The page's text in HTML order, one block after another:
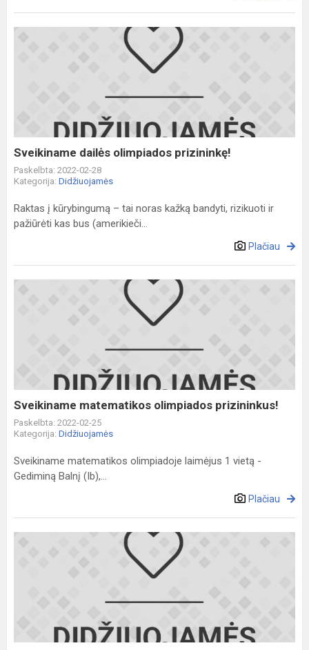
Sveikiname
Sveikiname dailės olimpiados prizininkę!
Paskelbta: 2022-02-28
Kategorija: Didžiuojamės
Raktas į kūrybingumą – tai noras kažką bandyti, rizikuoti ir
pažiūrėti kas bus (amerikieči...
Plačiau
Sveikiname
Sveikiname matematikos olimpiados prizininkus!
Paskelbta: 2022-02-25
Kategorija: Didžiuojamės
Sveikiname matematikos olimpiadoje laimėjus 1 vietą -
Gediminą Balnį (Ib),...
Plačiau
Sveikiname